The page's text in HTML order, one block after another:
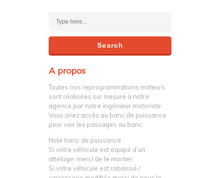
Comments are closed.
A propos
Toutes nos reprogrammations moteurs
sont réalisées sur mesure à notre
agence par notre ingénieur motoriste.
Vous avez accès au banc de puissance
pour voir les passages au banc.
Note banc de puissance :
Si votre véhicule est équipé d’un